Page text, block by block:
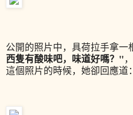
公開的照片中，具荷拉手拿一
西隻有酸味吧，味道好嗎？"
這個照片的時候，她卻回應道